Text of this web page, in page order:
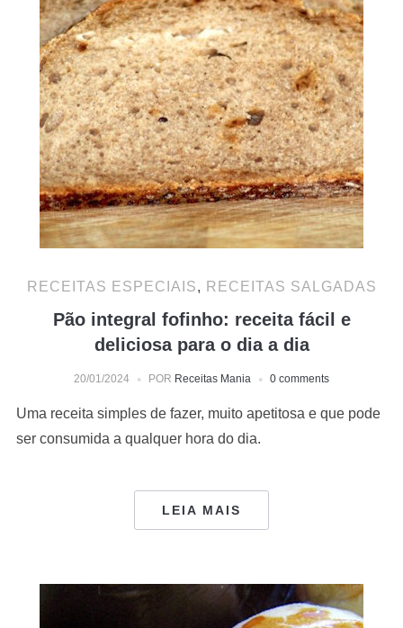
RECEITAS ESPECIAIS, RECEITAS SALGADAS
Pão integral fofinho: receita fácil e
deliciosa para o dia a dia
20/01/2024 POR Receitas Mania 0 comments
Uma receita simples de fazer, muito apetitosa e que pode
ser consumida a qualquer hora do dia.
LEIA MAIS